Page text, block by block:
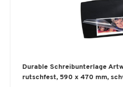
Durable Schreibunterlage
rutschfest, 590 x 470 mm,